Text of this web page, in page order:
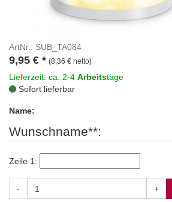
ArtNr.: SUB_TA084
9,95 € * (8,36 € netto)
Lieferzeit: ca. 2-4 Arbeitstage
Sofort lieferbar
Name:
Wunschname**:
Zeile 1:
- +